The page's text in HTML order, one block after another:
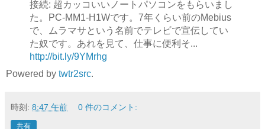
接続: 超カッコいいノートパソコンをもらいまし
た。PC-MM1-H1Wです。7年くらい前のMebius
で、ムラマサという名前でテレビで宣伝してい
た奴です。あれを見て、仕事に便利そ...
http://bit.ly/9YMrhg
Powered by twtr2src.
時刻: 8:47 午前 0 件のコメント:
共有